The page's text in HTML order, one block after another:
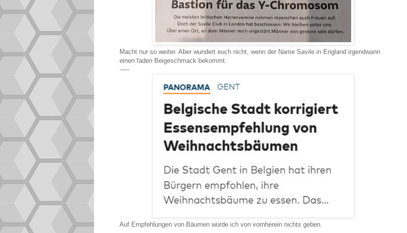
Macht nur so weiter. Aber wundert euch nicht, wenn der Name Savile in England irgendwann
einen faden Beigeschmack bekommt.
-----
Auf Empfehlungen von Bäumen würde ich von vornherein nichts geben.